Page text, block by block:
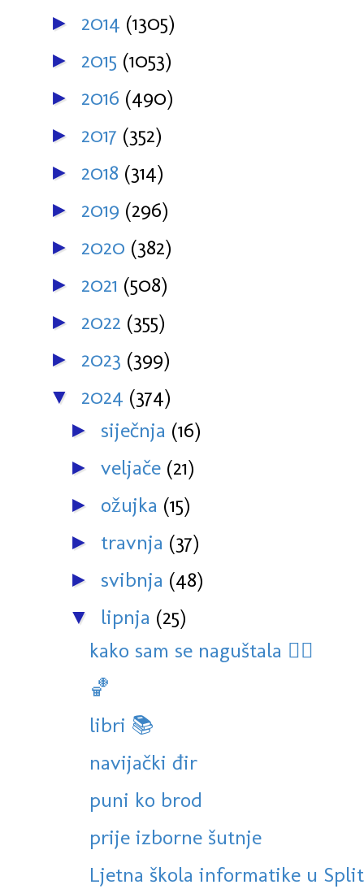
► 2014 (1305)
► 2015 (1053)
► 2016 (490)
► 2017 (352)
► 2018 (314)
► 2019 (296)
► 2020 (382)
► 2021 (508)
► 2022 (355)
► 2023 (399)
▼ 2024 (374)
► siječnja (16)
► veljače (21)
► ožujka (15)
► travnja (37)
► svibnja (48)
▼ lipnja (25)
kako sam se naguštala 🏊‍♀️
🏀
libri 📚
navijački đir
puni ko brod
prije izborne šutnje
Ljetna škola informatike u